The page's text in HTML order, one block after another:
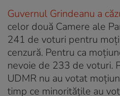
Guvernul Grindeanu a
celor două Camere ale
241 de voturi pentru
cenzură. Pentru ca
nevoie de 233 de voturi.
UDMR nu au votat
timp ce minoritățile au